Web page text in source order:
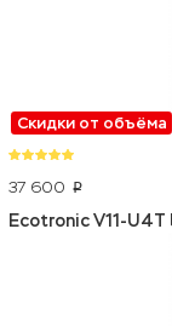
Скидки от объёма
37 600 p
Ecotronic V11-U4T